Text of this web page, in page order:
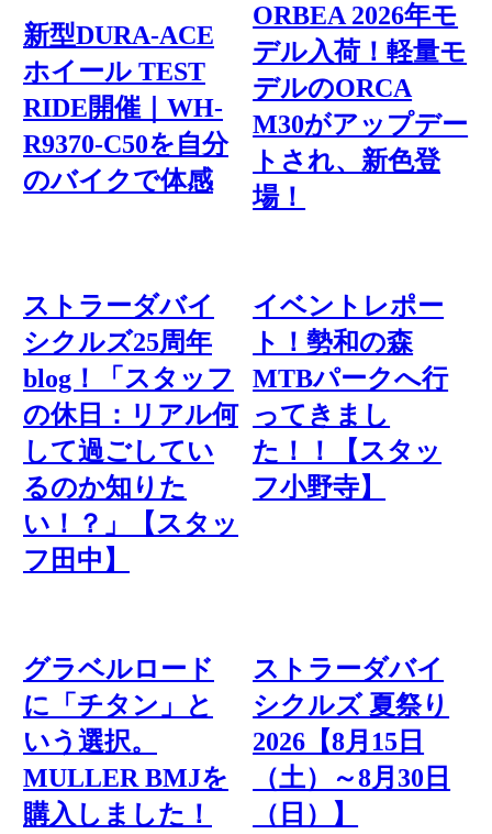
新型DURA-ACE
ホイール TEST
RIDE開催｜WH-
R9370-C50を自分
のバイクで体感
ORBEA 2026年モ
デル入荷！軽量モ
デルのORCA
M30がアップデー
トされ、新色登
場！
ストラーダバイ
シクルズ25周年
blog！「スタッフ
の休日：リアル何
して過ごしてい
るのか知りた
い！？」【スタッ
フ田中】
イベントレポー
ト！勢和の森
MTBパークへ行
ってきまし
た！！【スタッ
フ小野寺】
グラベルロード
に「チタン」と
いう選択。
MULLER BMJを
購入しました！
ストラーダバイ
シクルズ 夏祭り
2026【8月15日
（土）～8月30日
（日）】